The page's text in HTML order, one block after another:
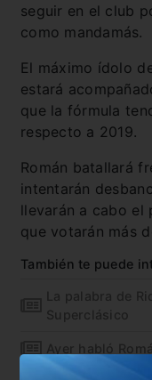
seguir en el club
como mandamás.
El máximo ídolo
estará
que la fórmula
respecto a 2019.
Román batallará
intentarán
llevarán a cabo el
que votarán más
También te puede
La palabra de
Superclásico
Ayer habló